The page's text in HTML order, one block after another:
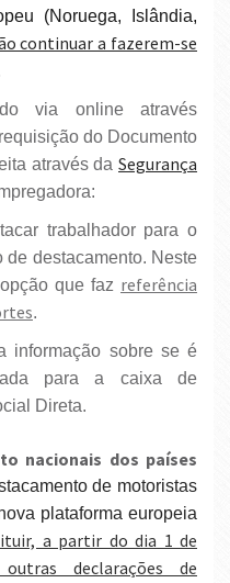
(Noruega, Islândia,
continuar a fazerem-se
do Documento
através da Segurança
destacamento. Neste
que faz referência
.
para a caixa de
Direta.
nacionais dos países
de motoristas
plataforma europeia
a partir do dia 1 de
declarações de